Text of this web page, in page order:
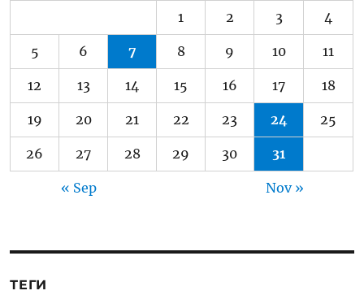
1 2 3 4
5 6 7 8 9 10 11
12 13 14 15 16 17 18
19 20 21 22 23 24 25
26 27 28 29 30 31
« Sep Nov »
ТЕГИ